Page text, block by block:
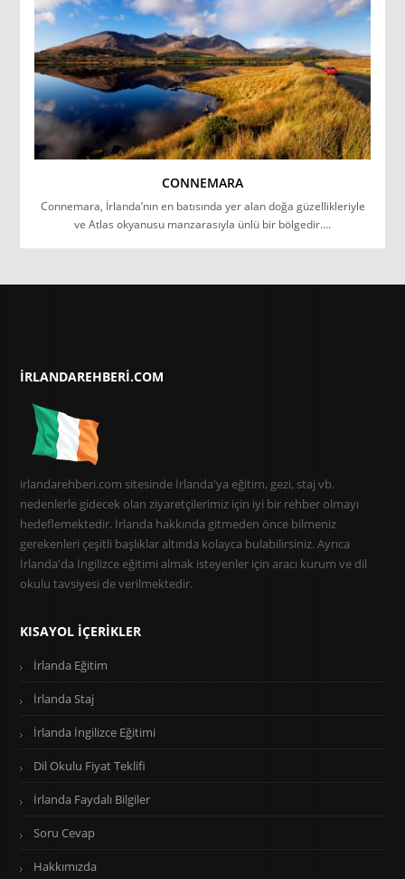
CONNEMARA
Connemara, İrlanda’nın en batısında yer alan doğa güzellikleriyle
ve Atlas okyanusu manzarasıyla ünlü bir bölgedir….
IRLANDAREHBERI.COM
irlandarehberi.com sitesinde İrlanda'ya eğitim, gezi, staj vb.
nedenlerle gidecek olan ziyaretçilerimiz için iyi bir rehber olmayı
hedeflemektedir. İrlanda hakkında gitmeden önce bilmeniz
gerekenleri çeşitli başlıklar altında kolayca bulabilirsiniz. Ayrıca
İrlanda'da İngilizce eğitimi almak isteyenler için aracı kurum ve dil
okulu tavsiyesi de verilmektedir.
KISAYOL İÇERIKLER
İrlanda Eğitim
İrlanda Staj
İrlanda İngilizce Eğitimi
Dil Okulu Fiyat Teklifi
İrlanda Faydalı Bilgiler
Soru Cevap
Hakkımızda